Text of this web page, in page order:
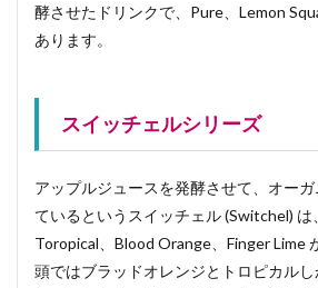
酵させたドリンクで、Pure、Lemon
あります。
スイッチェルシリーズ
アップルジュースを発酵させて、オー
ているというスイッチェル (Switchel) は
Toropical、Blood Orange、Finger Lime
頭ではブラッドオレンジとトロピカル